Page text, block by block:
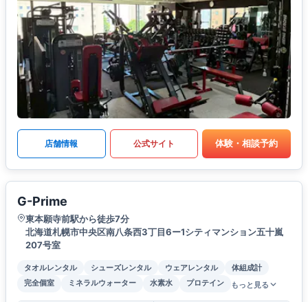
店舗情報 公式サイト 体験・相談予約
G-Prime
東本願寺前駅から徒歩7分
北海道札幌市中央区南八条西3丁目6ー1シティマンション五十嵐
207号室
タオルレンタル シューズレンタル ウェアレンタル
体組成計
完全個室
ミネラルウォーター 水素水 プロテイン もっと見る